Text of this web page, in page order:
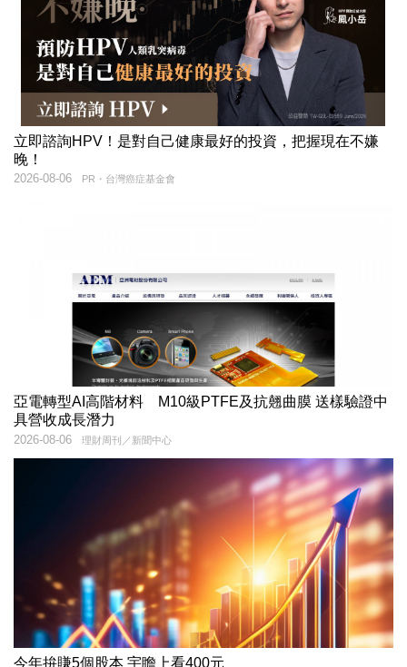
立即諮詢HPV！是對自己健康最好的投資，把握現在不嫌
晚！
PR・台灣癌症基金會
2026-08-06
亞電轉型AI高階材料 M10級PTFE及抗翹曲膜 送樣驗證中
具營收成長潛力
理財周刊／新聞中心
2026-08-06
今年拚賺5個股本 宇瞻上看400元